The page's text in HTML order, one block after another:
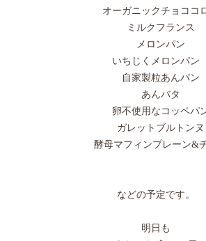
オーガニックチョココ
ミルクフランス
メロンパン
いちじくメロンパン
自家製粒あんパン
あんバタ
卵不使用なコッペパ
ガレットブルトンヌ
酵母マフィンプレーン&
などの予定です。
明日も